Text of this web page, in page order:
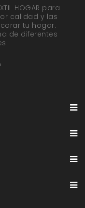
HOGAR para
calidad y las
tu hogar.
de diferentes